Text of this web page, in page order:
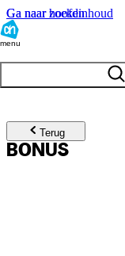
Ga naar hoofdinhoud
Ga naar zoeken
menu
Terug
BONUS